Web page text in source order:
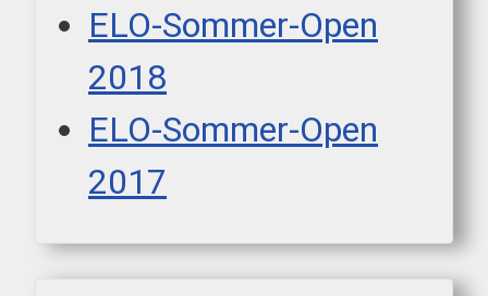
ELO-Sommer-Open
2018
ELO-Sommer-Open
2017